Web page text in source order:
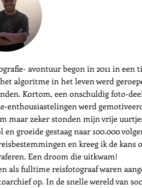
avontuur begon in 2011 in
algoritme in het leven werd
Kortom, een onschuldig foto-
enthousiastelingen werd
maar zeker stonden mijn vrije
en groeide gestaag naar 100.000
en kreeg ik de
Een droom die uitkwam!
als fulltime reisfotograaf waren
op. In de snelle wereld van